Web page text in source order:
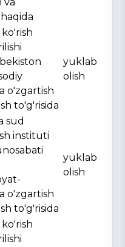
o'zgartish
to'g'risida
yuklab
olish
sud
instituti
o'zgartish
to'g'risida
yuklab
olish